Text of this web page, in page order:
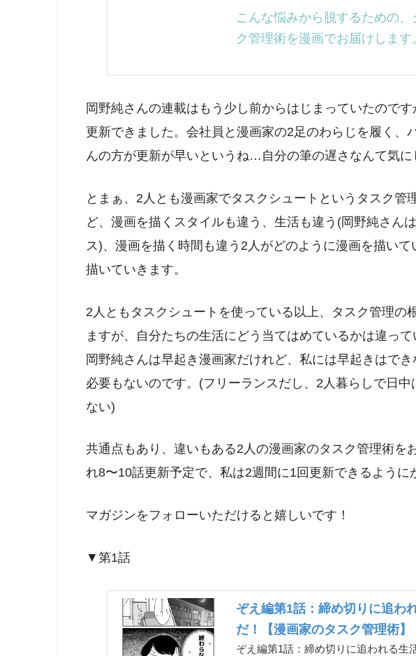
こんな悩みから脱するための
ク管理術を漫画でお届けします
岡野純さんの連載はもう少し前からはじまっていたので
更新できました。会社員と漫画家の2足のわらじを履く、
んの方が更新が早いというね…自分の筆の遅さなんて気
とまぁ、2人とも漫画家でタスクシュートというタスク管
ど、漫画を描くスタイルも違う、生活も違う(岡野純さん
ス)、漫画を描く時間も違う2人がどのように漫画を描い
描いていきます。
2人ともタスクシュートを使っている以上、タスク管理の
ますが、自分たちの生活にどう当てはめているかは違って
岡野純さんは早起き漫画家だけれど、私には早起きはで
必要もないのです。(フリーランスだし、2人暮らしで日
ない)
共通点もあり、違いもある2人の漫画家のタスク管理術を
れ8〜10話更新予定で、私は2週間に1回更新できるように
マガジンをフォローいただけると嬉しいです！
▼第1話
ぞえ編第1話：締め切りに追わ
だ！【漫画家のタスク管理術
ぞえ編第1話：締め切りに追われる生